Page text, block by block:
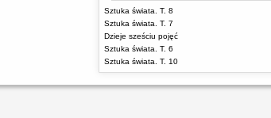
Sztuka świata. T. 8
Sztuka świata. T. 7
Dzieje sześciu pojęć
Sztuka świata. T. 6
Sztuka świata. T. 10